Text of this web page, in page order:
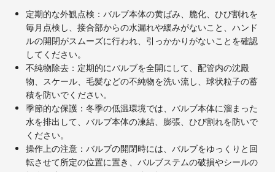
定期的な外観点検：バルブ本体の黄ばみ、脆化、ひび割れを
毎月点検し、接合部からの水漏れや緩みがないこと、ハンド
ルの開閉がスムーズに行われ、引っかかりがないことを確認
してください。
不純物除去：定期的にバルブを全開にして、配管内の沈殿
物、スケール、毛髪などの不純物を洗い流し、球状粒子の蓄
積を防いでください。
季節的な保護：冬季の低温環境では、バルブ本体に溜まった
水を排出して、バルブ本体の凍結、膨張、ひび割れを防いで
ください。
操作上の注意：バルブの開閉時には、バルブをゆっくりと回
転させて所定の位置に置き、バルブステムの破損やシールの